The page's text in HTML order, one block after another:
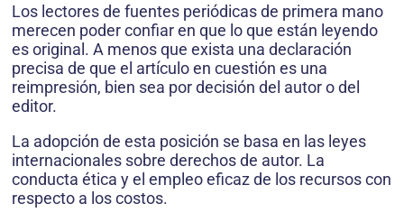
Los lectores de fuentes periódicas de primera mano
merecen poder confiar en que lo que están leyendo
es original. A menos que exista una declaración
precisa de que el artículo en cuestión es una
reimpresión, bien sea por decisión del autor o del
editor.
La adopción de esta posición se basa en las leyes
internacionales sobre derechos de autor. La
conducta ética y el empleo eficaz de los recursos con
respecto a los costos.